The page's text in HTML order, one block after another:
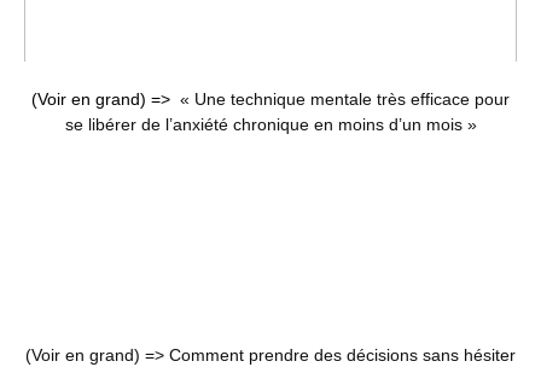
(Voir en grand) => « Une technique mentale très efficace pour
se libérer de l’anxiété chronique en moins d’un mois »
(Voir en grand) => Comment prendre des décisions sans hésiter